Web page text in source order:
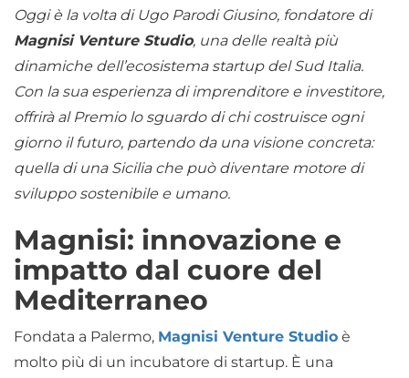
Oggi è la volta di Ugo Parodi Giusino, fondatore di
Magnisi Venture Studio, una delle realtà più
dinamiche dell’ecosistema startup del Sud Italia.
Con la sua esperienza di imprenditore e investitore,
offrirà al Premio lo sguardo di chi costruisce ogni
giorno il futuro, partendo da una visione concreta:
quella di una Sicilia che può diventare motore di
sviluppo sostenibile e umano.
Magnisi: innovazione e
impatto dal cuore del
Mediterraneo
Fondata a Palermo, Magnisi Venture Studio è
molto più di un incubatore di startup. È una